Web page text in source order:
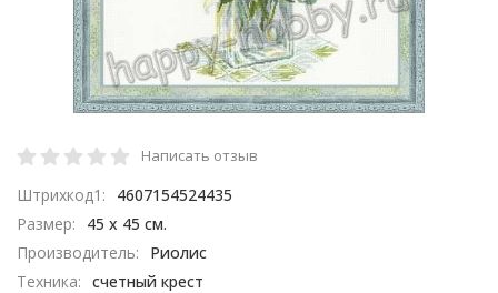
Написать отзыв
Штрихкод1:
4607154524435
Размер:
45 х 45 см.
Производитель:
Риолис
Техника: счетный крест